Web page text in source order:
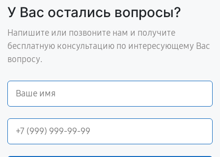
У Вас остались вопросы?
Напишите или позвоните нам и получите
бесплатную консультацию по интересующему Вас
вопросу.